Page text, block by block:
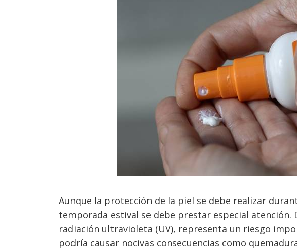
Aunque la protección de la piel se debe realizar
temporada estival se debe prestar especial
radiación ultravioleta (UV), representa un riesgo
podría causar nocivas consecuencias como